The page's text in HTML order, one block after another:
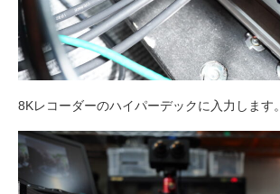
8Kレコーダーのハイパーデックに入力します。